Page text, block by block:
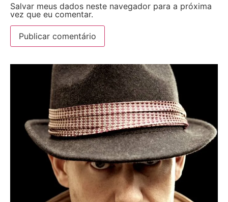
Salvar meus dados neste navegador para a próxima
vez que eu comentar.